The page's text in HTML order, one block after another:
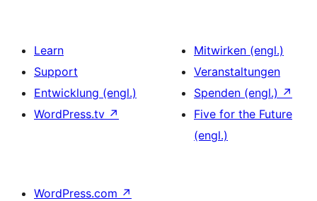
Learn
Support
Entwicklung (engl.)
WordPress.tv ↗
Mitwirken (engl.)
Veranstaltungen
Spenden (engl.) ↗
Five for the Future
(engl.)
WordPress.com ↗